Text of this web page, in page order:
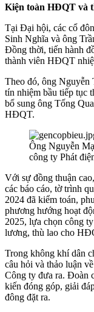
Kiện toàn HĐQT và
Tại Đại hội, các cổ
Sinh Nghĩa và ông
Đồng thời, tiến hành
thành viên HĐQT
Theo đó, ông Nguyễn
tín nhiệm bầu tiếp tục
bổ sung ông Tống
HĐQT.
Ông Nguyễn
công ty Phát
Với sự đồng thuận
các báo cáo, tờ trình
2024 đã kiểm toán,
phương hướng hoạt
2025, lựa chọn công
lương, thù lao cho
Trong không khí dân
câu hỏi và thảo luận
Công ty đưa ra. Đoàn
kiến đóng góp, giải
đông đặt ra.